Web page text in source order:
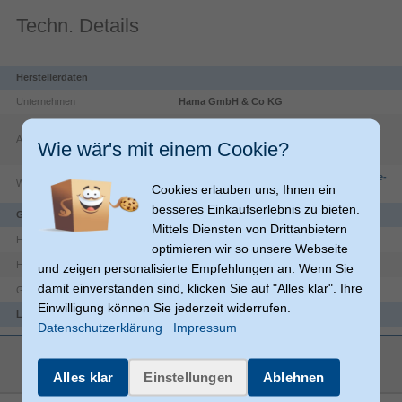
Techn. Details
Herstellerdaten
Unternehmen Hama GmbH & Co KG
Adresse
DE
Website
https://countries.hama.com/legal/corporate-
information
Gewicht & Abmessungen
Höhe (max)
Höhe (min) 47 cm
Gewicht 780 g
Lieferumfang
Merkmale
Anzahl der Beine 3 Bein(e)
Wie wär's mit einem Cookie?
Cookies erlauben uns, Ihnen ein
besseres Einkaufserlebnis zu bieten.
Mittels Diensten von Drittanbietern
optimieren wir so unsere Webseite
und zeigen personalisierte Empfehlungen an. Wenn Sie
damit einverstanden sind, klicken Sie auf "Alles klar". Ihre
Einwilligung können Sie jederzeit widerrufen.
Datenschutzerklärung
Impressum
Alles klar Einstellungen Ablehnen